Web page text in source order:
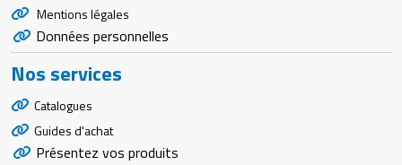
Mentions légales
Données personnelles
Nos services
Catalogues
Guides d'achat
Présentez vos produits